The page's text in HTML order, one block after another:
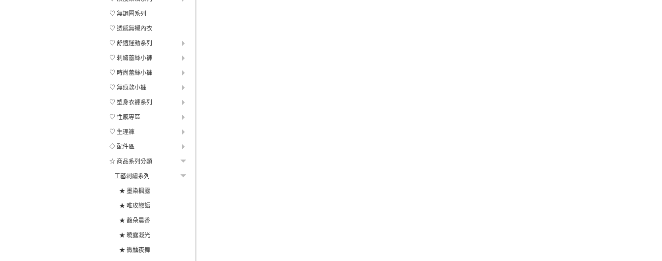
♡ 無鋼圈系列
♡ 透感無襯內衣
♡ 舒適運動系列
♡ 刺繡蕾絲小褲
♡ 時尚蕾絲小褲
♡ 無痕款小褲
♡ 塑身衣褲系列
♡ 性感專區
♡ 生理褲
◇ 配件區
☆ 商品系列分類
工藝刺繡系列
★ 墨染楓露
★ 唯玫戀語
★ 馥朵晨香
★ 曉露凝光
★ 微醺夜舞